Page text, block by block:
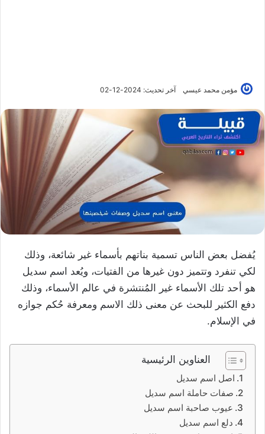
مؤمن محمد عيسي آخر تحديث: 2024-12-02
يُفضل بعض الناس تسمية بناتهم بأسماء غير شائعة، وذلك
لكي تنفرد وتتميز دون غيرها من الفتيات، ويُعد اسم سديل
هو أحد تلك الأسماء غير المُنتشرة في عالم الأسماء، وذلك
دفع الكثير للبحث عن معنى ذلك الاسم ومعرفة حُكم جوازه
في الإسلام.
العناوين الرئيسية
اصل اسم سديل
صفات حاملة اسم سديل
عيوب صاحبة اسم سديل
دلع اسم سديل